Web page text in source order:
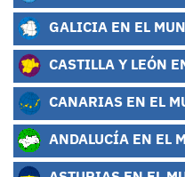
GALICIA EN EL
CASTILLA Y LEÓN
CANARIAS EN EL
ANDALUCÍA EN EL